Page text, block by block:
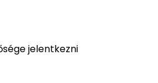
jelentkezni